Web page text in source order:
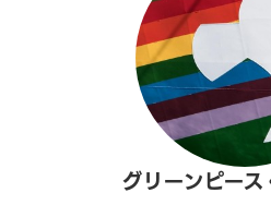
グリーンピース